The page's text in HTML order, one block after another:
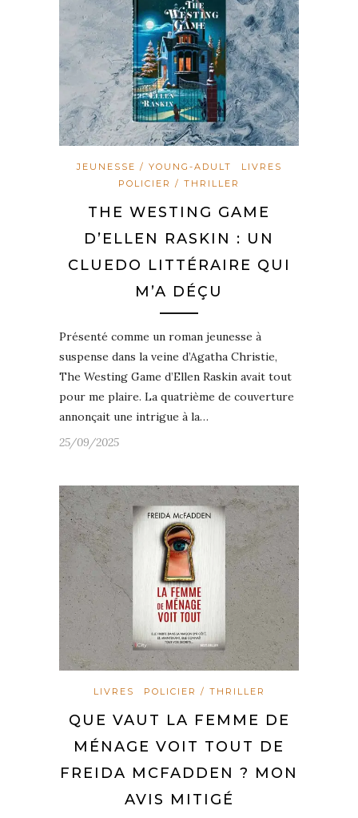
JEUNESSE / YOUNG-ADULT
LIVRES
POLICIER / THRILLER
THE WESTING GAME
D’ELLEN RASKIN : UN
CLUEDO LITTÉRAIRE QUI
M’A DÉÇU
Présenté comme un roman jeunesse à
suspense dans la veine d’Agatha Christie,
The Westing Game d’Ellen Raskin avait tout
pour me plaire. La quatrième de couverture
annonçait une intrigue à la…
25/09/2025
LIVRES POLICIER / THRILLER
QUE VAUT LA FEMME DE
MÉNAGE VOIT TOUT DE
FREIDA MCFADDEN ? MON
AVIS MITIGÉ